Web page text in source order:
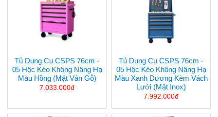
Tủ Dụng Cụ CSPS 76cm -
05 Hộc Kéo Không Nâng Hạ
Màu Hồng (mặt Ván Gỗ)
7.033.000đ
Tủ Dụng Cụ CSPS 76cm -
05 Hộc Kéo Không Nâng Hạ
Màu Xanh Dương Kèm Vách
Lưới (mặt Inox)
7.992.000đ